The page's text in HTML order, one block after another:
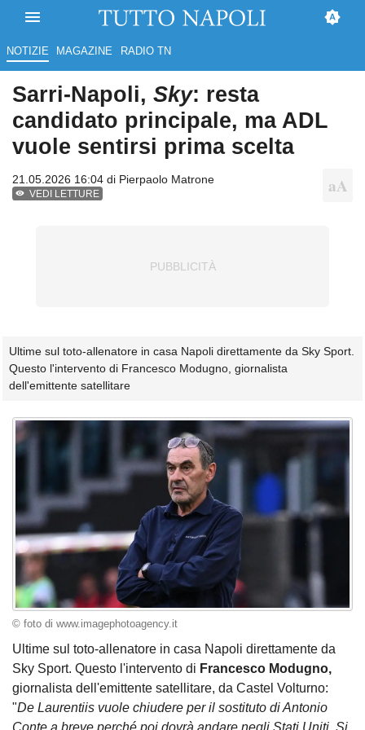
NOTIZIE MAGAZINE RADIO TN
Sarri-Napoli, Sky: resta
candidato principale, ma ADL
vuole sentirsi prima scelta
21.05.2026 16:04 di Pierpaolo Matrone
VEDI LETTURE
Ultime sul toto-allenatore in casa Napoli direttamente da Sky Sport.
Questo l'intervento di Francesco Modugno, giornalista
dell'emittente satellitare
© foto di www.imagephotoagency.it
Ultime sul toto-allenatore in casa Napoli direttamente da
Sky Sport. Questo l'intervento di Francesco Modugno,
giornalista dell'emittente satellitare, da Castel Volturno:
"De Laurentiis vuole chiudere per il sostituto di Antonio